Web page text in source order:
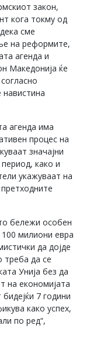
закон,
кога токму од
сме
на реформите,
агенда и
Македонија ќе
агенда има
процес на
значајни
како и
укажуваат на
бележи особен
милиони евра
да дојде
да се
Унија без да
на економијата
7 години
како успех,
по ред“,